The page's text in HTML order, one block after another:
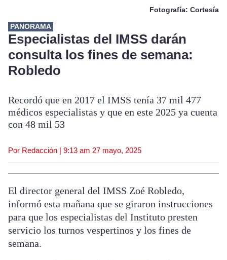
Fotografía: Cortesía
PANORAMA
Especialistas del IMSS darán
consulta los fines de semana:
Robledo
Recordó que en 2017 el IMSS tenía 37 mil 477
médicos especialistas y que en este 2025 ya cuenta
con 48 mil 53
Por Redacción | 9:13 am 27 mayo, 2025
El director general del IMSS Zoé Robledo,
informó esta mañana que se giraron instrucciones
para que los especialistas del Instituto presten
servicio los turnos vespertinos y los fines de
semana.